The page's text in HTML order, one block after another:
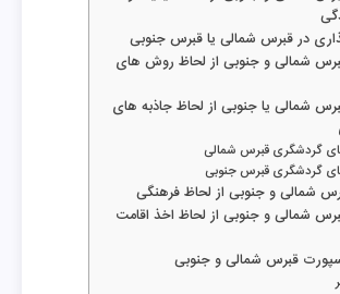
در قبرس شمالی یا قبرس جنوبی
شمالی و جنوبی از لحاظ روش های
شمالی یا جنوبی از لحاظ جاذبه های
گردشگری قبرس شمالی
گردشگری قبرس جنوبی
شمالی و جنوبی از لحاظ فرهنگی
شمالی و جنوبی از لحاظ اخذ اقامت
قبرس شمالی و جنوبی